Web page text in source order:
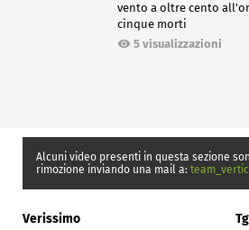
vento a oltre cento
cinque morti
5 visualizzazioni
Alcuni video presenti in questa sezione
rimozione inviando una mail a:
Verissimo